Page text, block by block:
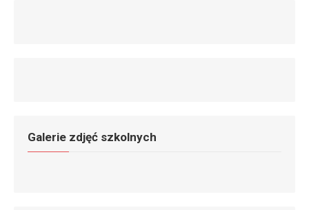
Galerie zdjęć szkolnych